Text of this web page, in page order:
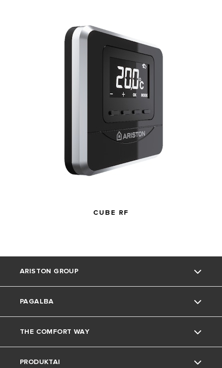
CUBE RF
ARISTON GROUP
Kas esame
Grupė
Karjera
PAGALBA
Palaikymas
THE COMFORT WAY
Gyvenimas namuose
PRODUKTAI